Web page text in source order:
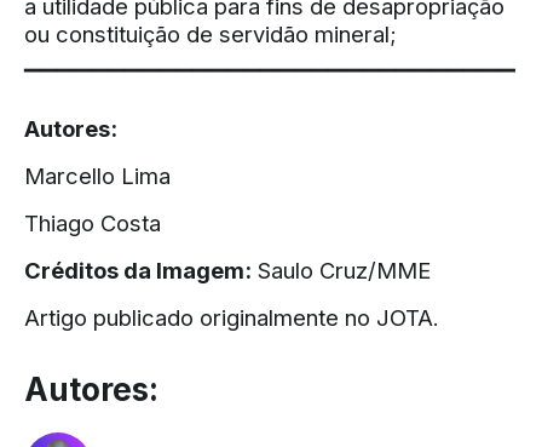
a utilidade pública para fins de desapropriação
ou constituição de servidão mineral;
▔▔▔▔▔▔▔▔▔▔▔▔▔▔▔▔▔▔▔▔▔▔▔▔▔▔▔▔▔
Autores:
Marcello Lima
Thiago Costa
Créditos da Imagem: Saulo Cruz/MME
Artigo publicado originalmente no JOTA.
Autores: